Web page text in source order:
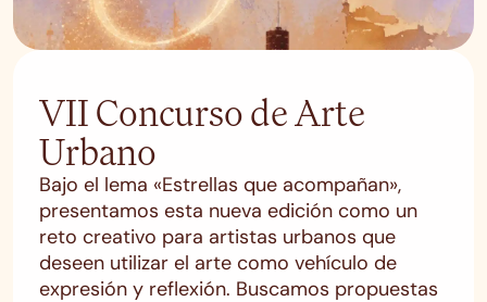
VII Concurso de Arte
Urbano
Bajo el lema «Estrellas que acompañan»,
presentamos esta nueva edición como un
reto creativo para artistas urbanos que
deseen utilizar el arte como vehículo de
expresión y reflexión. Buscamos propuestas